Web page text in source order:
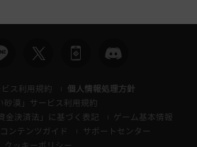
ス利用規約
個人情報処理方針
砂漠」サービス利用規約
金決済法」に基づく表記
ゲーム基本情報
ンテンツガイド
サポートセンター